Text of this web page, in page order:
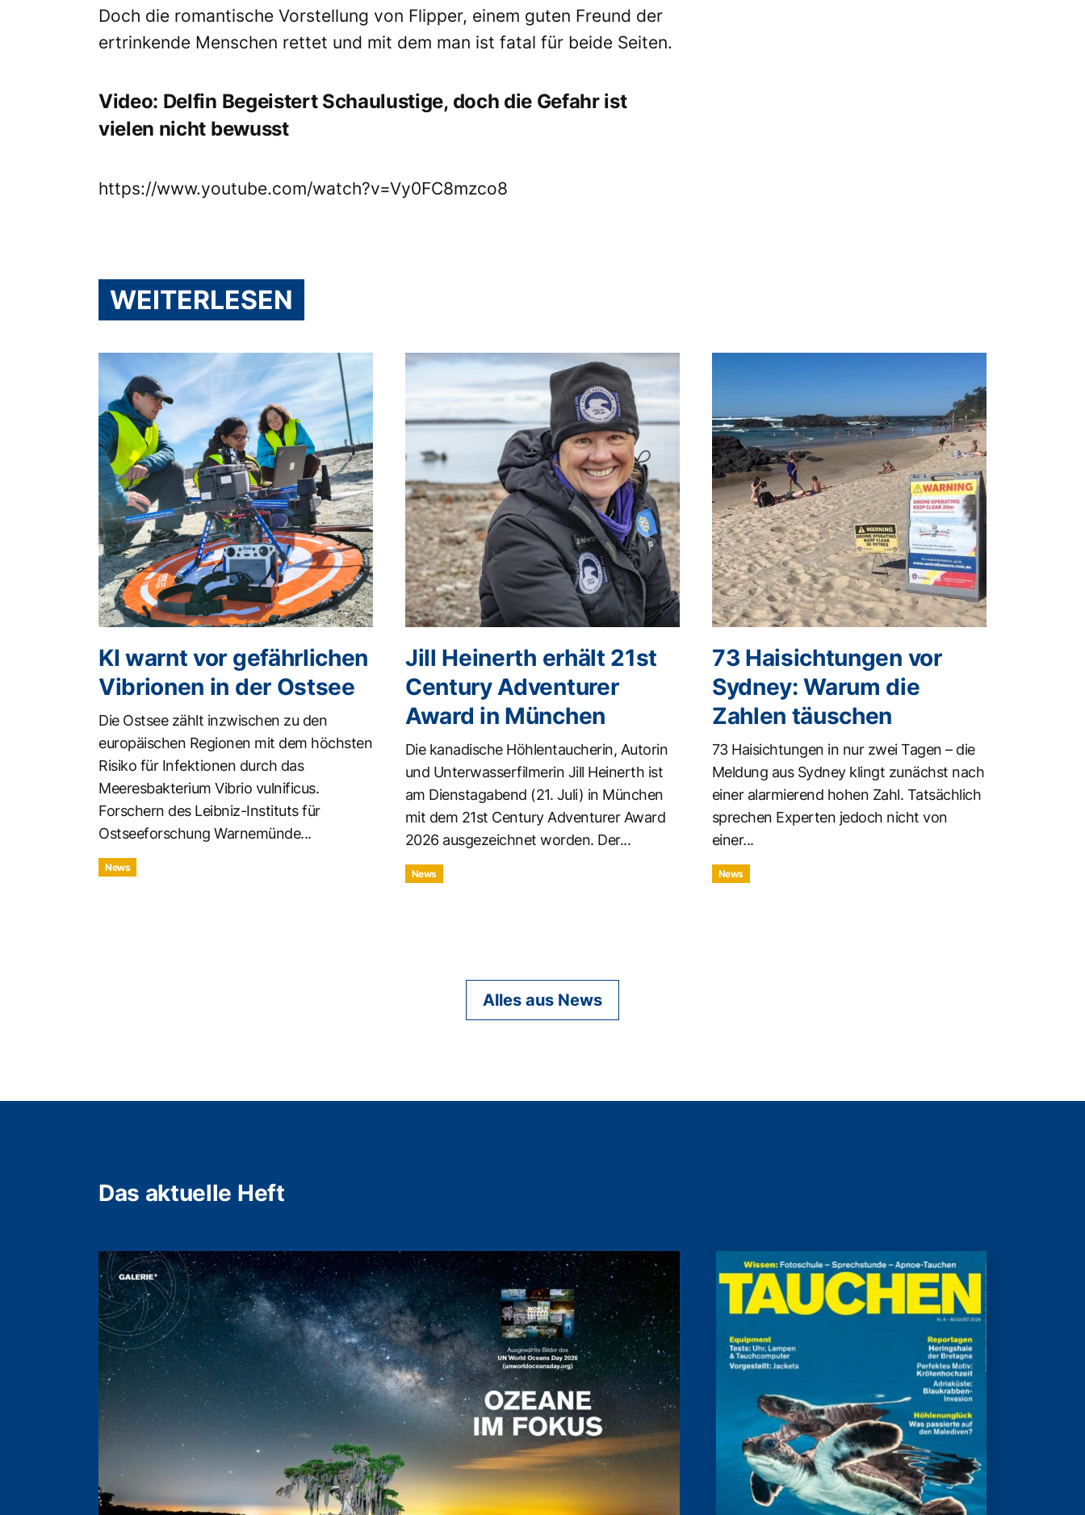
Doch die romantische Vorstellung von Flipper, einem guten Freund der
ertrinkende Menschen rettet und mit dem man ist fatal für beide Seiten.
Video: Delfin Begeistert Schaulustige, doch die Gefahr ist
vielen nicht bewusst
https://www.youtube.com/watch?v=Vy0FC8mzco8
WEITERLESEN
KI warnt vor gefährlichen
Vibrionen in der Ostsee
Die Ostsee zählt inzwischen zu den
europäischen Regionen mit dem höchsten
Risiko für Infektionen durch das
Meeresbakterium Vibrio vulnificus.
Forschern des Leibniz-Instituts für
Ostseeforschung Warnemünde...
News
Jill Heinerth erhält 21st
Century Adventurer
Award in München
Die kanadische Höhlentaucherin, Autorin
und Unterwasserfilmerin Jill Heinerth ist
am Dienstagabend (21. Juli) in München
mit dem 21st Century Adventurer Award
2026 ausgezeichnet worden. Der...
News
73 Haisichtungen vor
Sydney: Warum die
Zahlen täuschen
73 Haisichtungen in nur zwei Tagen – die
Meldung aus Sydney klingt zunächst nach
einer alarmierend hohen Zahl. Tatsächlich
sprechen Experten jedoch nicht von
einer...
News
Alles aus News
Das aktuelle Heft